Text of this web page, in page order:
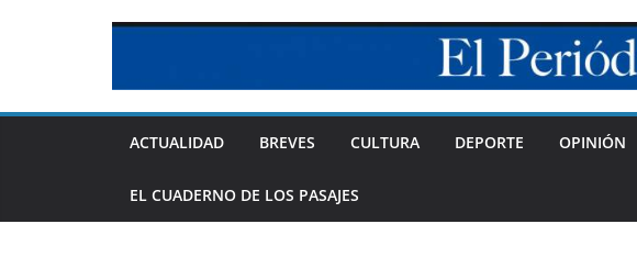
ACTUALIDAD BREVES CULTURA DEPORTE OPINIÓN
EL CUADERNO DE LOS PASAJES